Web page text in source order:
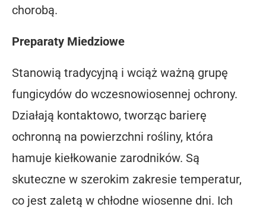
chorobą.
Preparaty Miedziowe
Stanowią tradycyjną i wciąż ważną grupę
fungicydów do wczesnowiosennej ochrony.
Działają kontaktowo, tworząc barierę
ochronną na powierzchni rośliny, która
hamuje kiełkowanie zarodników. Są
skuteczne w szerokim zakresie temperatur,
co jest zaletą w chłodne wiosenne dni. Ich